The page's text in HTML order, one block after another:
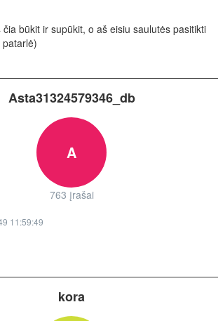
būkit ir supūkit, o aš eisiu saulutės pasitikti
Asta31324579346_db
A
763 įrašai
11:59:49
kora